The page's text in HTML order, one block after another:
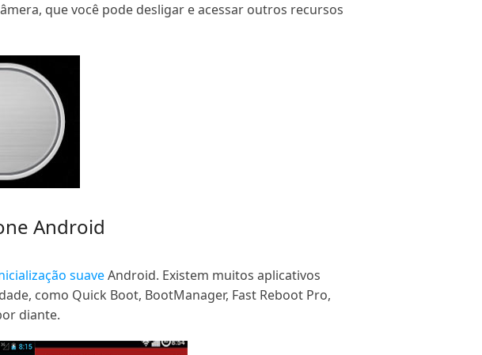
que você pode desligar e acessar outros recursos
Android
suaveAndroid. Existem muitos aplicativos
como Quick Boot, BootManager, Fast Reboot Pro,
diante.